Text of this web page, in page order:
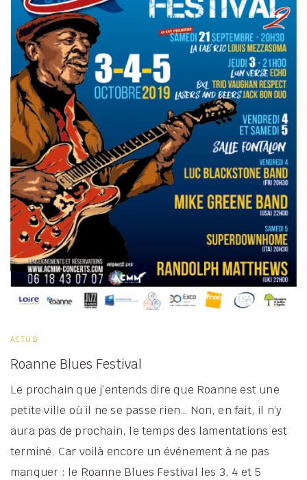
ACTUS
Roanne Blues Festival
Le prochain que j’entends dire que Roanne est une
petite ville où il ne se passe rien… Non, en fait, il n’y
aura pas de prochain, le temps des lamentations est
terminé. Car voilà encore un événement à ne pas
manquer : le Roanne Blues Festival les 3, 4 et 5